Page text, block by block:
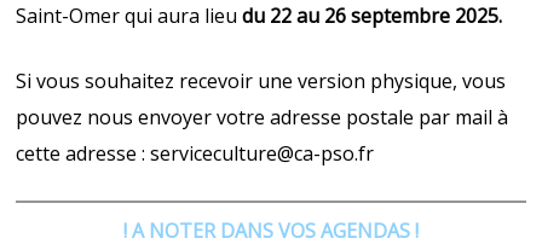
Saint-Omer qui aura lieudu 22 au 26 septembre 2025.
Si vous souhaitez recevoir une version physique, vous
pouvez nous envoyer votre adresse postale par mail à
cette adresse : serviceculture@ca-pso.fr
! A NOTER DANS VOS AGENDAS !